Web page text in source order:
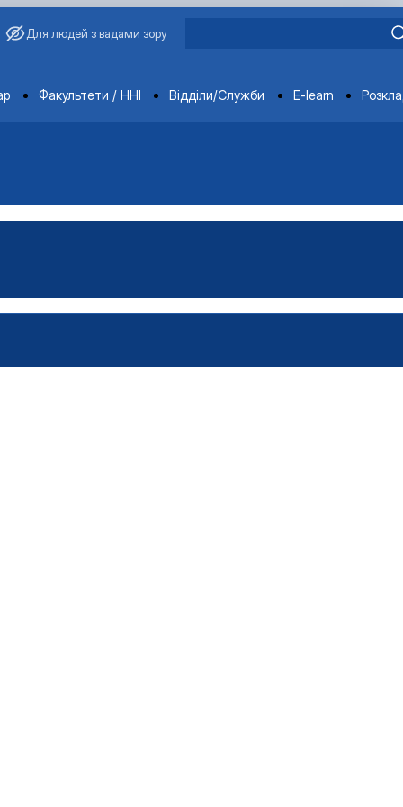
Для людей з вадами зору
Факультети / ННІ Відділи/Служби E-learn
та методичні рекомендації